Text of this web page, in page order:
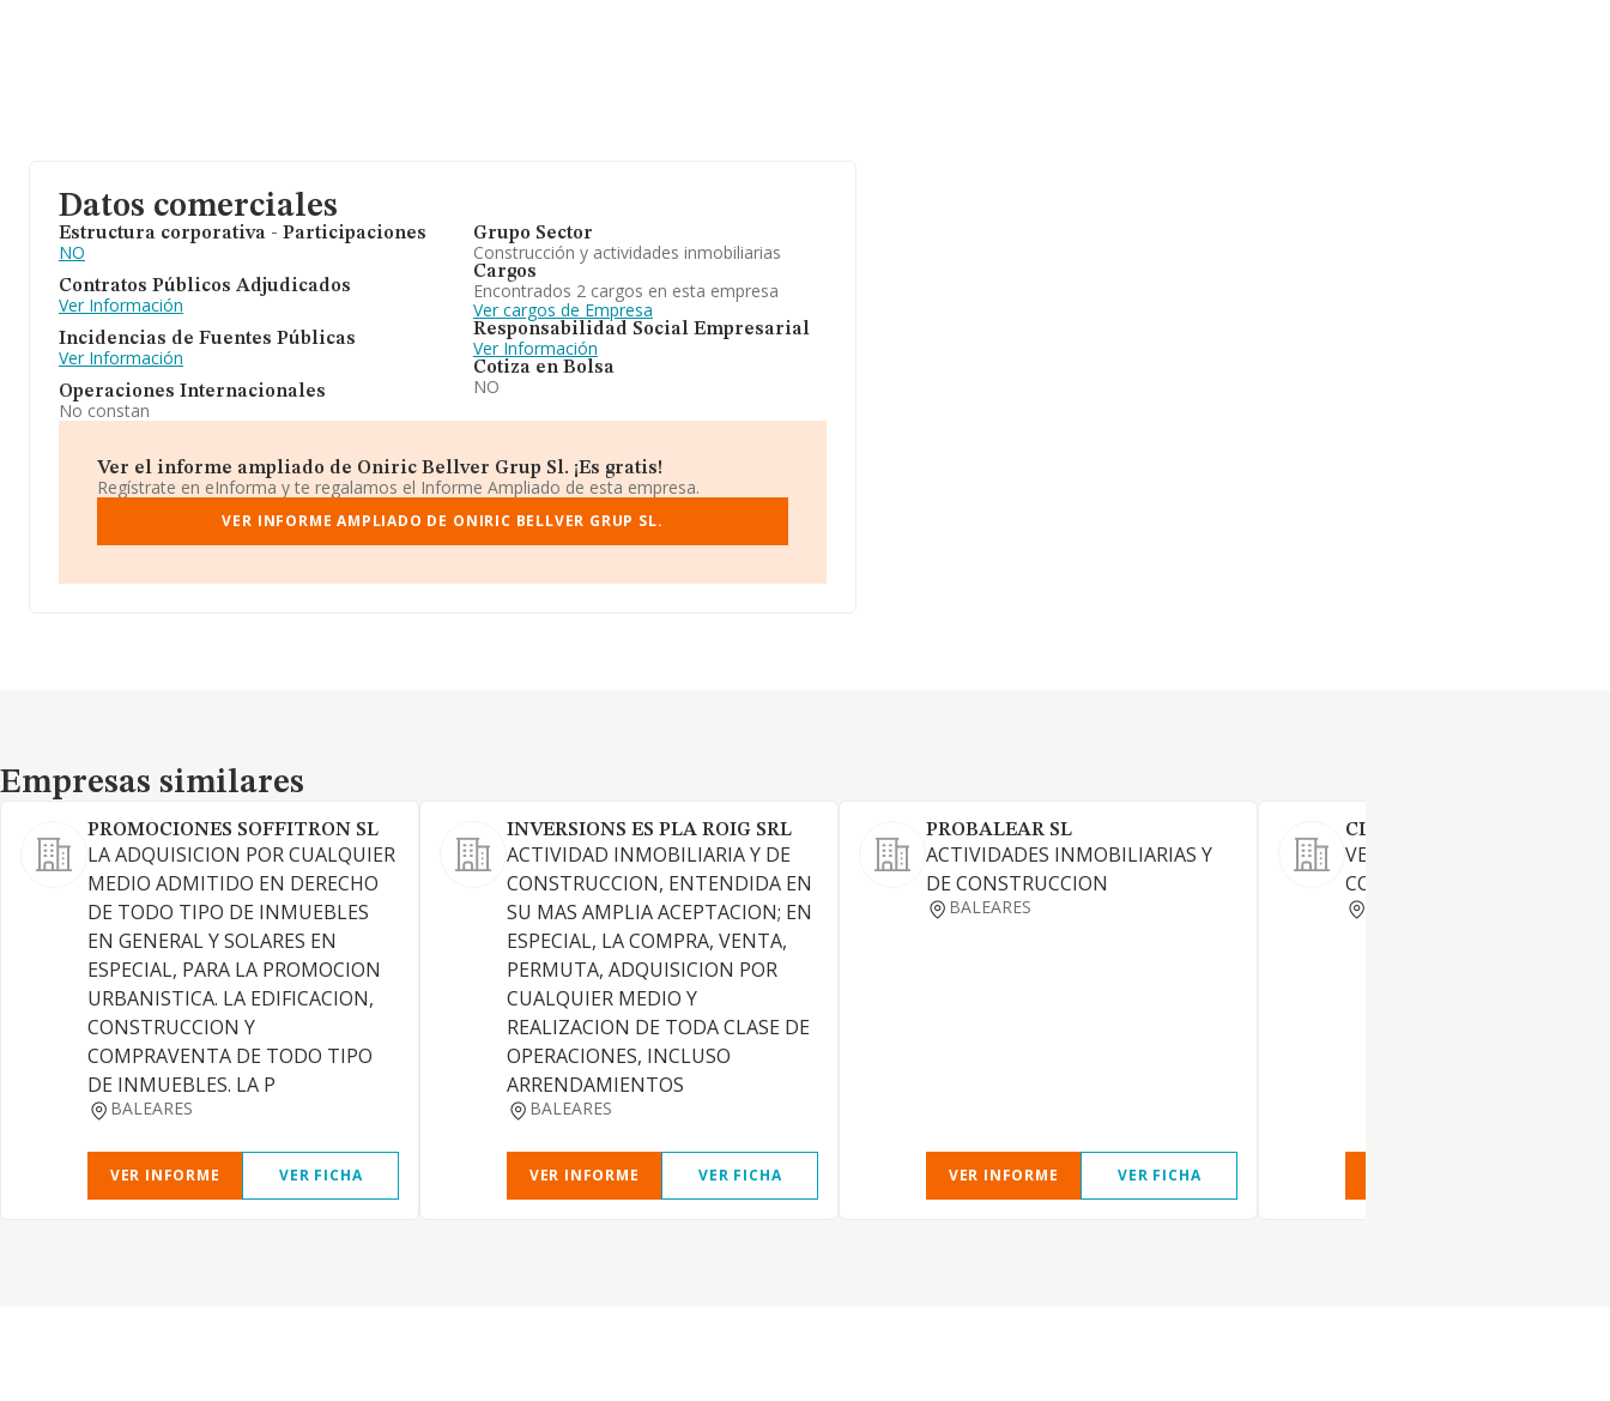
Datos comerciales
Estructura corporativa - Participaciones
NO
Contratos Públicos Adjudicados
Ver Información
Incidencias de Fuentes Públicas
Ver Información
Operaciones Internacionales
No constan
Grupo Sector
Construcción y actividades inmobiliarias
Cargos
Encontrados 2 cargos en esta empresa
Ver cargos de Empresa
Responsabilidad Social Empresarial
Ver Información
Cotiza en Bolsa
NO
Ver el informe ampliado de Oniric Bellver Grup Sl. ¡Es gratis!
Regístrate en eInforma y te regalamos el Informe Ampliado de esta empresa.
VER INFORME AMPLIADO DE ONIRIC BELLVER GRUP SL.
Empresas similares
Empresas similares
PROMOCIONES SOFFITRON SL
LA ADQUISICION POR CUALQUIER
MEDIO ADMITIDO EN DERECHO
DE TODO TIPO DE INMUEBLES
EN GENERAL Y SOLARES EN
ESPECIAL, PARA LA PROMOCION
URBANISTICA. LA EDIFICACION,
CONSTRUCCION Y
COMPRAVENTA DE TODO TIPO
DE INMUEBLES. LA P
BALEARES
VER INFORME VER FICHA
INVERSIONS ES PLA ROIG SRL
ACTIVIDAD INMOBILIARIA Y DE
CONSTRUCCION, ENTENDIDA EN
SU MAS AMPLIA ACEPTACION; EN
ESPECIAL, LA COMPRA, VENTA,
PERMUTA, ADQUISICION POR
CUALQUIER MEDIO Y
REALIZACION DE TODA CLASE DE
OPERACIONES, INCLUSO
ARRENDAMIENTOS
BALEARES
VER INFORME VER FICHA
PROBALEAR SL
ACTIVIDADES INMOBILIARIAS Y
DE CONSTRUCCION
BALEARES
VER INFORME VER FICHA
CLOT DE MARES SL
VENTA Y ALQUILER DE
COMERCIALES